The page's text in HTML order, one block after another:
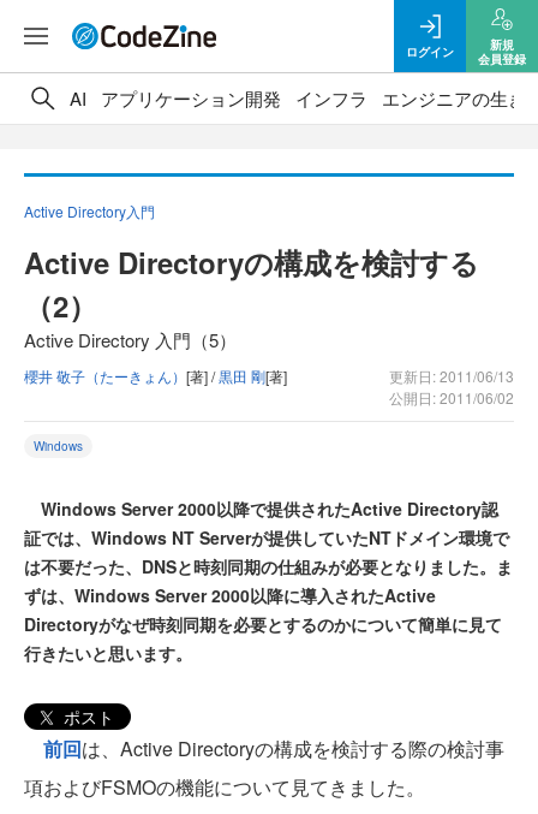
ログイン
新規
会員登録
AI アプリケーション開発 インフラ エンジニアの生き
Active Directory入門
Active Directoryの構成を検討する
（2）
Active Directory 入門（5）
櫻井 敬子（たーきょん） [著] /黒田 剛[著]
更新日: 2011/06/13
公開日: 2011/06/02
Windows
Windows Server 2000以降で提供されたActive Directory認
証では、Windows NT Serverが提供していたNTドメイン環境で
は不要だった、DNSと時刻同期の仕組みが必要となりました。ま
ずは、Windows Server 2000以降に導入されたActive
Directoryがなぜ時刻同期を必要とするのかについて簡単に見て
行きたいと思います。
ポスト
前回は、Active Directoryの構成を検討する際の検討事
項およびFSMOの機能について見てきました。